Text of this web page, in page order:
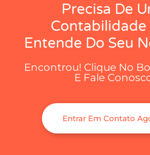
Precisa De
Contabilidade
Entende Do Seu
Encontrou! Clique No
E Fale
Entrar Em Contato